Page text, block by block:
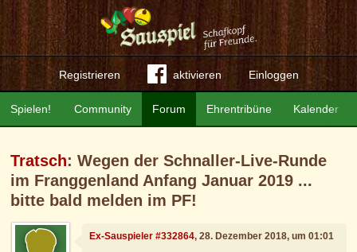
Registrieren aktivieren Einloggen
Community Forum Ehrentribüne Kalender
Spielen!
Tratsch: Wegen der Schnaller-Live-Runde
im Franggenland Anfang Januar 2019 ...
bitte bald melden im PF!
Ex-Sauspieler #332864, 28. Dezember 2018, um 01:01